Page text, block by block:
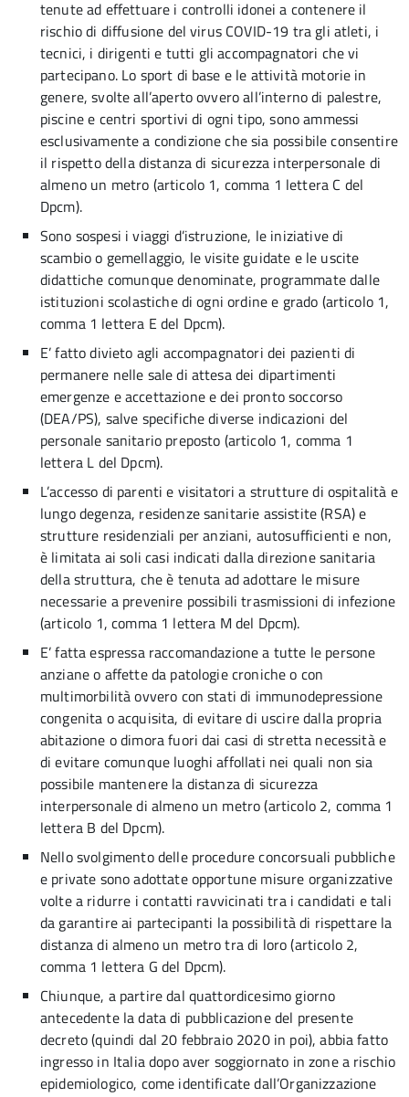
tenute ad effettuare i controlli idonei a contenere il
rischio di diffusione del virus COVID-19 tra gli atleti, i
tecnici, i dirigenti e tutti gli accompagnatori che vi
partecipano. Lo sport di base e le attività motorie in
genere, svolte all’aperto ovvero all’interno di palestre,
piscine e centri sportivi di ogni tipo, sono ammessi
esclusivamente a condizione che sia possibile consentire
il rispetto della distanza di sicurezza interpersonale di
almeno un metro (articolo 1, comma 1 lettera C del
Dpcm).
Sono sospesi i viaggi d’istruzione, le iniziative di
scambio o gemellaggio, le visite guidate e le uscite
didattiche comunque denominate, programmate dalle
istituzioni scolastiche di ogni ordine e grado (articolo 1,
comma 1 lettera E del Dpcm).
E’ fatto divieto agli accompagnatori dei pazienti di
permanere nelle sale di attesa dei dipartimenti
emergenze e accettazione e dei pronto soccorso
(DEA/PS), salve specifiche diverse indicazioni del
personale sanitario preposto (articolo 1, comma 1
lettera L del Dpcm).
L’accesso di parenti e visitatori a strutture di ospitalità e
lungo degenza, residenze sanitarie assistite (RSA) e
strutture residenziali per anziani, autosufficienti e non,
è limitata ai soli casi indicati dalla direzione sanitaria
della struttura, che è tenuta ad adottare le misure
necessarie a prevenire possibili trasmissioni di infezione
(articolo 1, comma 1 lettera M del Dpcm).
E’ fatta espressa raccomandazione a tutte le persone
anziane o affette da patologie croniche o con
multimorbilità ovvero con stati di immunodepressione
congenita o acquisita, di evitare di uscire dalla propria
abitazione o dimora fuori dai casi di stretta necessità e
di evitare comunque luoghi affollati nei quali non sia
possibile mantenere la distanza di sicurezza
interpersonale di almeno un metro (articolo 2, comma 1
lettera B del Dpcm).
Nello svolgimento delle procedure concorsuali pubbliche
e private sono adottate opportune misure organizzative
volte a ridurre i contatti ravvicinati tra i candidati e tali
da garantire ai partecipanti la possibilità di rispettare la
distanza di almeno un metro tra di loro (articolo 2,
comma 1 lettera G del Dpcm).
Chiunque, a partire dal quattordicesimo giorno
antecedente la data di pubblicazione del presente
decreto (quindi dal 20 febbraio 2020 in poi), abbia fatto
ingresso in Italia dopo aver soggiornato in zone a rischio
epidemiologico, come identificate dall’Organizzazione